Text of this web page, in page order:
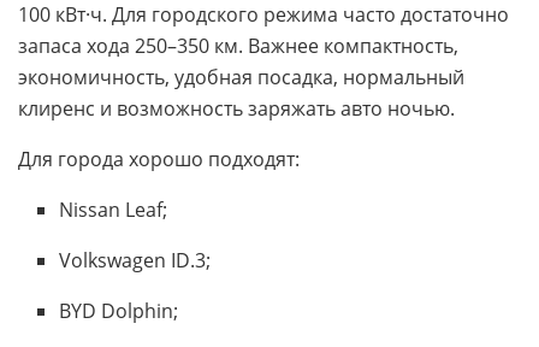
100 кВт·ч. Для городского режима часто достаточно
запаса хода 250–350 км. Важнее компактность,
экономичность, удобная посадка, нормальный
клиренс и возможность заряжать авто ночью.
Для города хорошо подходят:
Nissan Leaf;
Volkswagen ID.3;
BYD Dolphin;